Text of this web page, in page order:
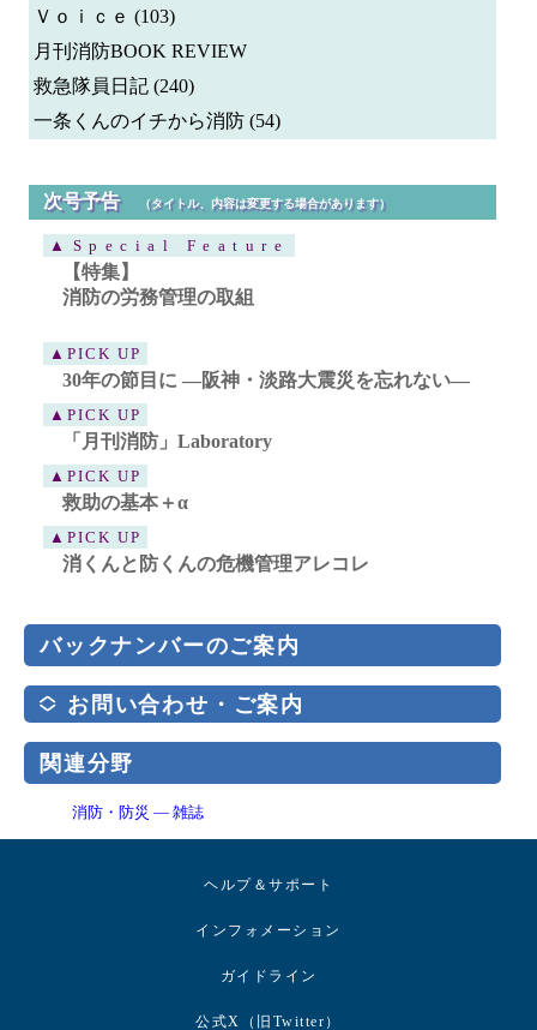
Ｖｏｉｃｅ (103)
月刊消防BOOK REVIEW
救急隊員日記 (240)
一条くんのイチから消防 (54)
次号予告 （タイトル、内容は変更する場合があります）
▲Special Feature
【特集】
消防の労務管理の取組
▲PICK UP
30年の節目に ―阪神・淡路大震災を忘れない―
▲PICK UP
「月刊消防」Laboratory
▲PICK UP
救助の基本＋α
▲PICK UP
消くんと防くんの危機管理アレコレ
バックナンバーのご案内
お問い合わせ・ご案内
関連分野
消防・防災 ― 雑誌
ヘルプ＆サポート
インフォメーション
ガイドライン
公式X（旧Twitter）